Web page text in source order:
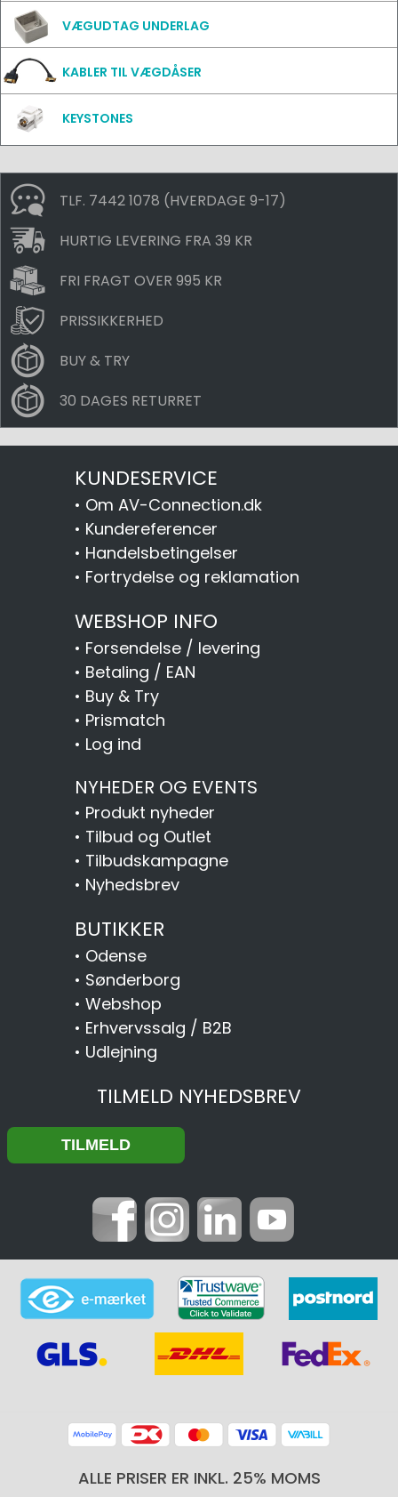
VÆGUDTAG UNDERLAG
KABLER TIL VÆGDÅSER
KEYSTONES
TLF. 7442 1078 (HVERDAGE 9-17)
HURTIG LEVERING FRA 39 KR
FRI FRAGT OVER 995 KR
PRISSIKKERHED
BUY & TRY
30 DAGES RETURRET
KUNDESERVICE
• Om AV-Connection.dk
• Kundereferencer
• Handelsbetingelser
• Fortrydelse og reklamation
WEBSHOP INFO
• Forsendelse / levering
• Betaling / EAN
• Buy & Try
• Prismatch
• Log ind
NYHEDER OG EVENTS
• Produkt nyheder
• Tilbud og Outlet
• Tilbudskampagne
• Nyhedsbrev
BUTIKKER
• Odense
• Sønderborg
• Webshop
• Erhvervssalg / B2B
• Udlejning
TILMELD NYHEDSBREV
ALLE PRISER ER INKL. 25% MOMS